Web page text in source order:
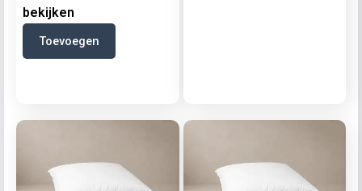
bekijken
Toevoegen